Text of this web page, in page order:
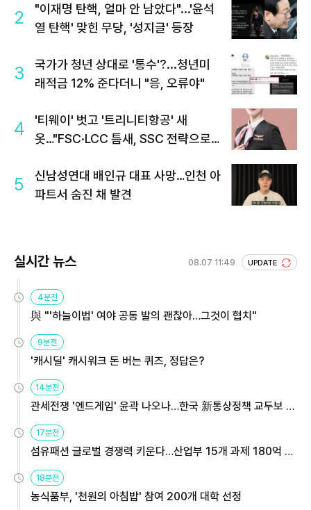
2
"이재명 탄핵, 얼마 안 남았다"...'윤석
열 탄핵' 맞힌 무당, '성지글' 등장
3
국가가 청년 상대로 '통수'?...청년미
래적금 12% 준다더니 "응, 오류야"
4
'티웨이' 벗고 '트리니티항공' 새
옷…"FSC·LCC 틈새, SSC 전략으로
5
신남성연대 배인규 대표 사망…인천 아
파트서 숨진 채 발견
실시간 뉴스 08.07 11:49 UPDATE
4분전
與 "'하늘이법' 여야 공동 발의 괜찮아…그것이 협치"
9분전
'캐시딜' 캐시워크 돈 버는 퀴즈, 정답은?
14분전
관세전쟁 '엔드게임' 윤곽 나오나…한국 新통상정책 교두보 활
17분전
섬유패션 글로벌 경쟁력 키운다…산업부 15개 과제 180억 지
18분전
농식품부, '천원의 아침밥' 참여 200개 대학 선정